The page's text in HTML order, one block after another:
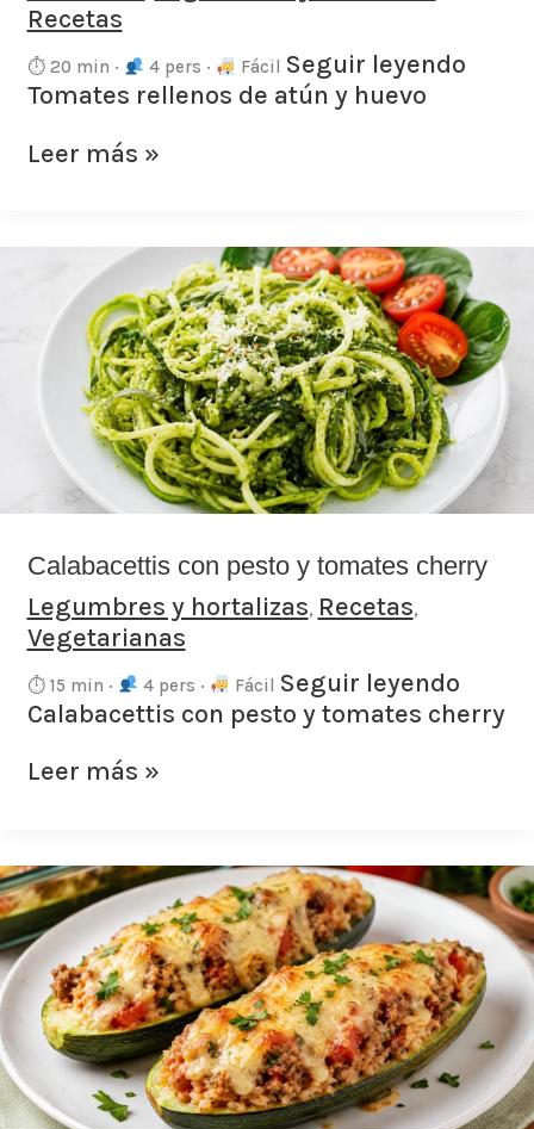
Recetas
⏱ 20 min · 4 pers · Fácil Seguir leyendo
Tomates rellenos de atún y huevo
Leer más »
Calabacettis con pesto y tomates cherry
Legumbres y hortalizas, Recetas,
Vegetarianas
⏱ 15 min · 4 pers · Fácil Seguir leyendo
Calabacettis con pesto y tomates cherry
Calabacettis
pesto
tomates
cherry
Leer más »
Calabacines
rellenos
con
arroz